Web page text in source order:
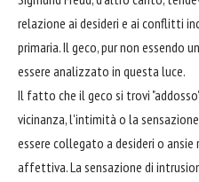
relazione ai desideri e ai conflitti
primaria. Il geco, pur non essendo
essere analizzato in questa luce.
Il fatto che il geco si trovi
vicinanza, l'intimità o la
essere collegato a desideri o
affettiva. La sensazione di